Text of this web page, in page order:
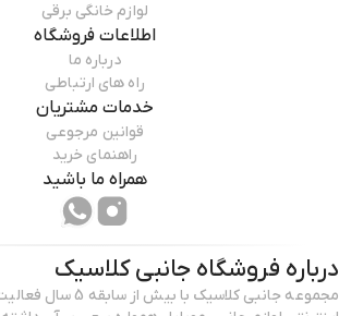
لوازم خانگی برقی
اطلاعات فروشگاه
درباره ما
راه های ارتباطی
خدمات مشتریان
قوانین مرجوعی
راهنمای خرید
همراه ما باشید
درباره فروشگاه جانبی کلاسیک
مجموعه جانبی کلاسیک با